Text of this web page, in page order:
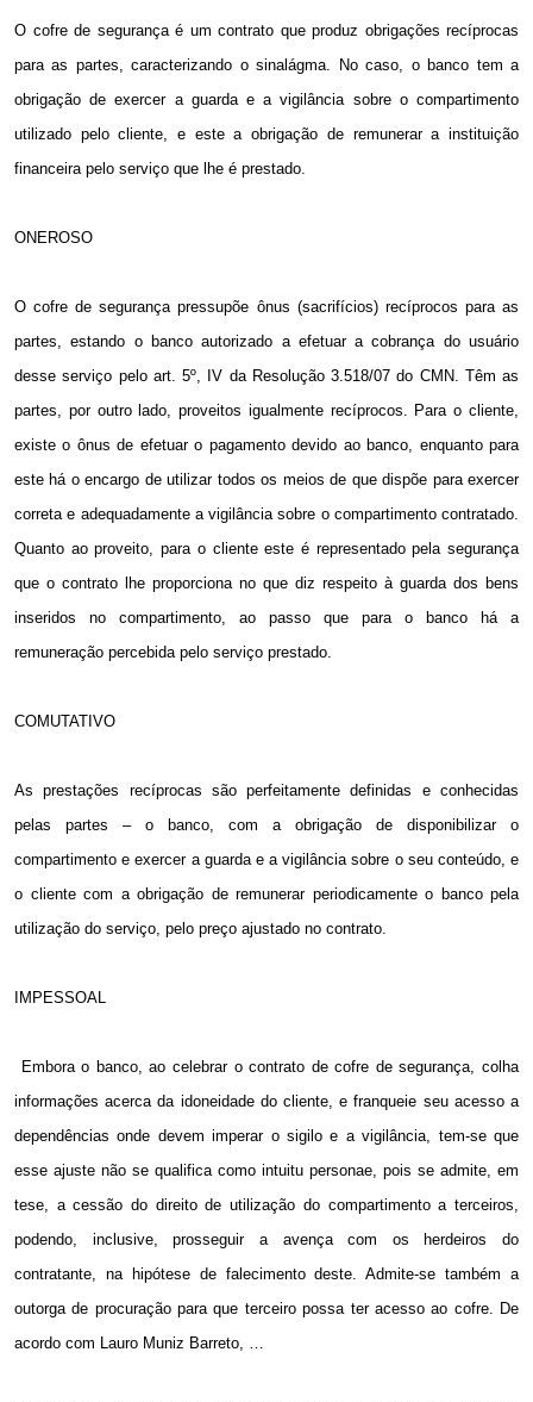
O cofre de segurança é um contrato que produz obrigações recíprocas
para as partes, caracterizando o sinalágma. No caso, o banco tem a
obrigação de exercer a guarda e a vigilância sobre o compartimento
utilizado pelo cliente, e este a obrigação de remunerar a instituição
financeira pelo serviço que lhe é prestado.
ONEROSO
O cofre de segurança pressupõe ônus (sacrifícios) recíprocos para as
partes, estando o banco autorizado a efetuar a cobrança do usuário
desse serviço pelo art. 5º, IV da Resolução 3.518/07 do CMN. Têm as
partes, por outro lado, proveitos igualmente recíprocos. Para o cliente,
existe o ônus de efetuar o pagamento devido ao banco, enquanto para
este há o encargo de utilizar todos os meios de que dispõe para exercer
correta e adequadamente a vigilância sobre o compartimento contratado.
Quanto ao proveito, para o cliente este é representado pela segurança
que o contrato lhe proporciona no que diz respeito à guarda dos bens
inseridos no compartimento, ao passo que para o banco há a
remuneração percebida pelo serviço prestado.
COMUTATIVO
As prestações recíprocas são perfeitamente definidas e conhecidas
pelas partes – o banco, com a obrigação de disponibilizar o
compartimento e exercer a guarda e a vigilância sobre o seu conteúdo, e
o cliente com a obrigação de remunerar periodicamente o banco pela
utilização do serviço, pelo preço ajustado no contrato.
IMPESSOAL
Embora o banco, ao celebrar o contrato de cofre de segurança, colha
informações acerca da idoneidade do cliente, e franqueie seu acesso a
dependências onde devem imperar o sigilo e a vigilância, tem-se que
esse ajuste não se qualifica como intuitu personae, pois se admite, em
tese, a cessão do direito de utilização do compartimento a terceiros,
podendo, inclusive, prosseguir a avença com os herdeiros do
contratante, na hipótese de falecimento deste. Admite-se também a
outorga de procuração para que terceiro possa ter acesso ao cofre. De
acordo com Lauro Muniz Barreto, …